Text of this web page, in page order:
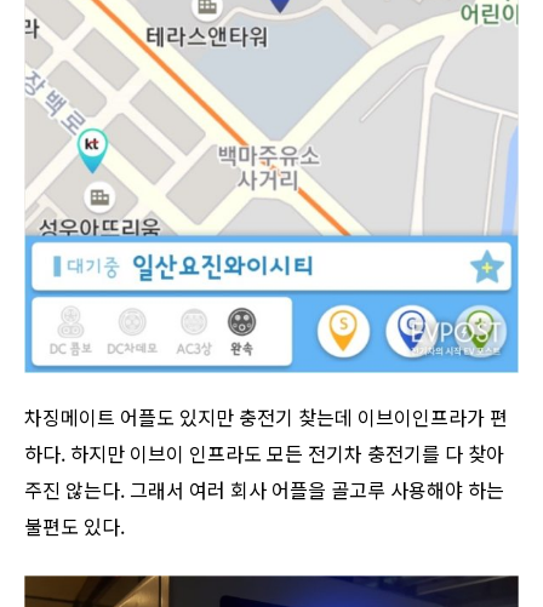
차징메이트 어플도 있지만 충전기 찾는데 이브이인프라가 편
하다. 하지만 이브이 인프라도 모든 전기차 충전기를 다 찾아
주진 않는다. 그래서 여러 회사 어플을 골고루 사용해야 하는
불편도 있다.